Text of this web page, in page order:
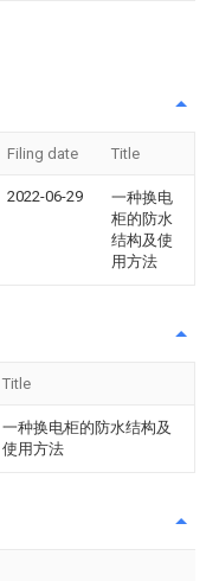
Filing date Title
2022-06-29
一种换电
柜的防水
结构及使
用方法
Title
一种换电柜的防水结构及
使用方法